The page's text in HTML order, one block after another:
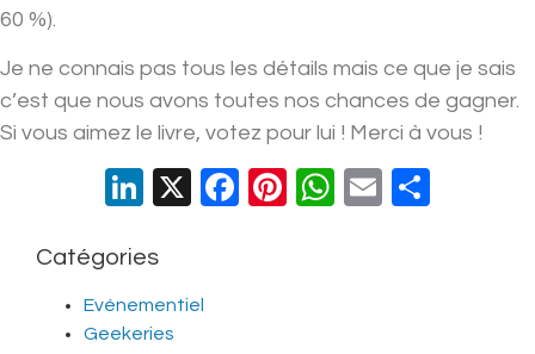
60 %).
Je ne connais pas tous les détails mais ce que je sais
c’est que nous avons toutes nos chances de gagner.
Si vous aimez le livre, votez pour lui ! Merci à vous !
LinkedIn
X Facebook
Pinterest
WhatsApp
Email
Catégories
Evénementiel
Geekeries